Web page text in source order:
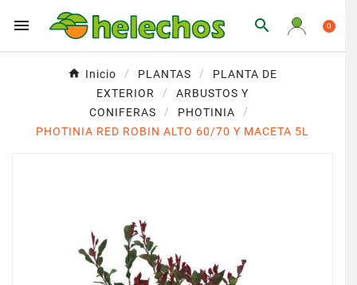
  0
Inicio PLANTAS
PLANTA DE
EXTERIOR
ARBUSTOS Y
CONIFERAS
PHOTINIA
PHOTINIA RED ROBIN ALTO 60/70 Y MACETA 5L